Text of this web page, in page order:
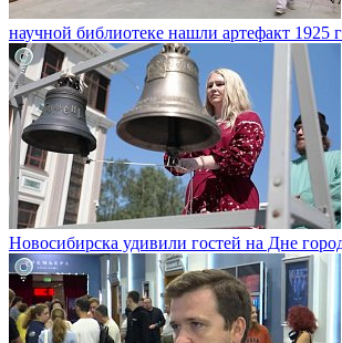
научной библиотеке нашли артефакт 1925
Новосибирска удивили гостей на Дне